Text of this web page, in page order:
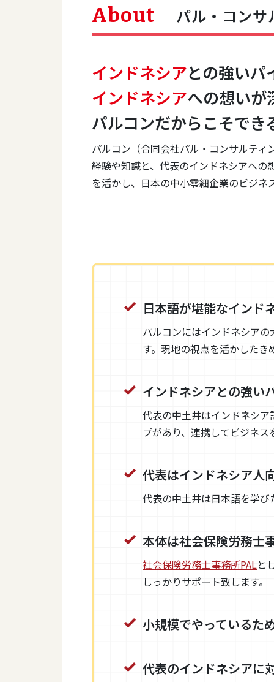
About パル・コンサ
インドネシアとの強いパ
インドネシアへの想いが
パルコンだからこそでき
パルコン（合同会社パル・コンサルテ
経験や知識と、代表のインドネシアへ
を活かし、日本の中小零細企業のビジネ
日本語が堪能なインド
パルコンにはインドネシア
す。現地の視点を活かした
インドネシアとの強い
代表の中土井はインドネシ
プがあり、連携してビジネス
代表はインドネシア人
代表の中土井は日本語を学
本体は社会保険労務士
社会保険労務士事務所PALと
しっかりサポート致します。
小規模でやっているた
代表のインドネシアに